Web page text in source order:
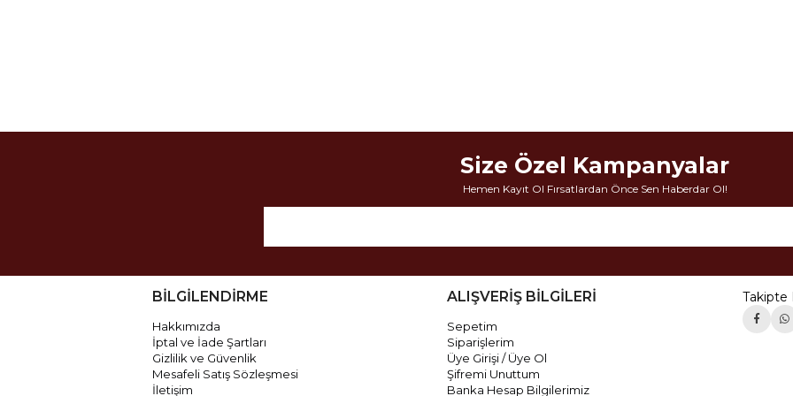
Size Özel Kampanyalar
Hemen Kayıt Ol Fırsatlardan Önce Sen Haberdar Ol!
BİLGİLENDİRME
Hakkımızda
İptal ve İade Şartları
Gizlilik ve Güvenlik
Mesafeli Satış Sözleşmesi
İletişim
ALIŞVERİŞ BİLGİLERİ
Sepetim
Siparişlerim
Üye Girişi / Üye Ol
Şifremi Unuttum
Banka Hesap Bilgilerimiz
Takipte